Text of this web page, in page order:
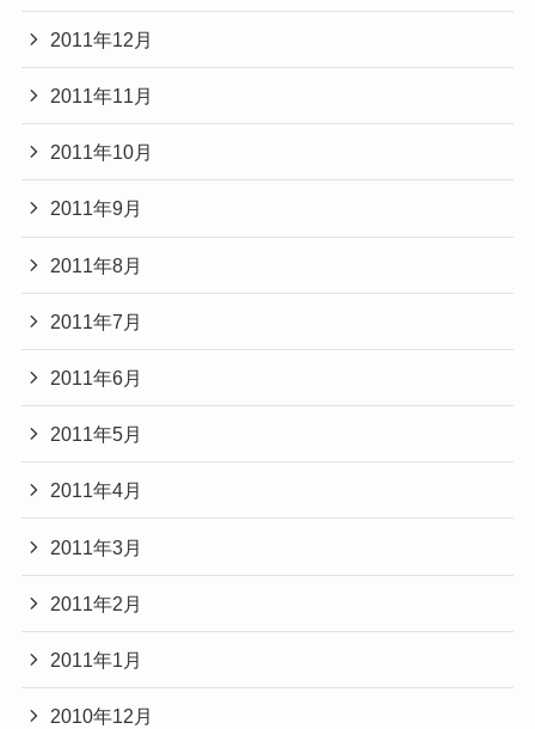
2011年12月
2011年11月
2011年10月
2011年9月
2011年8月
2011年7月
2011年6月
2011年5月
2011年4月
2011年3月
2011年2月
2011年1月
2010年12月